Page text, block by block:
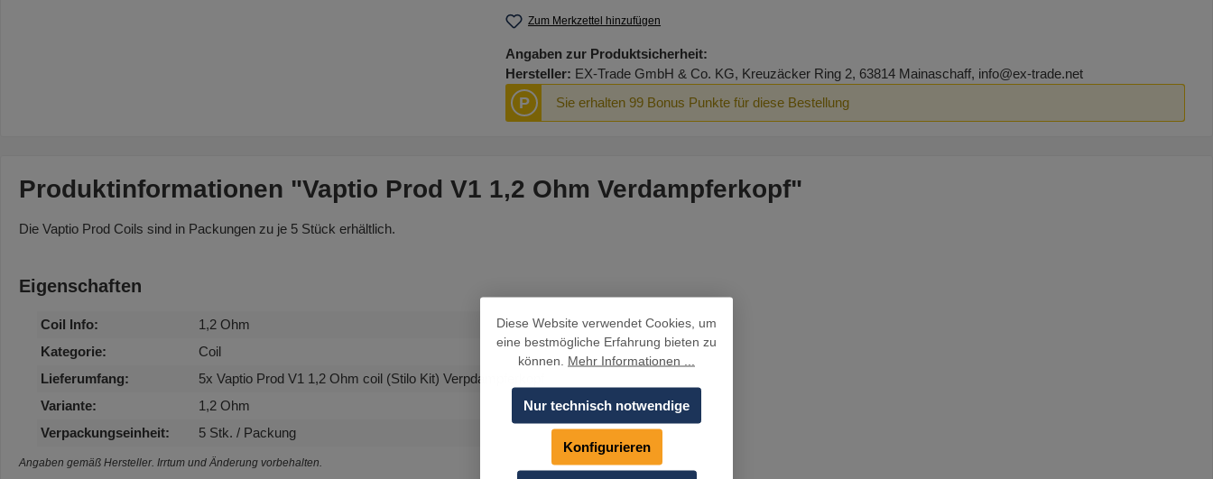
Zum Merkzettel hinzufügen
Angaben zur Produktsicherheit:
Hersteller: EX-Trade GmbH & Co. KG, Kreuzäcker Ring 2, 63814 Mainaschaff, info@ex-trade.net
P Sie erhalten 99 Bonus Punkte für diese Bestellung
Produktinformationen "Vaptio Prod V1 1,2 Ohm Verdampferkopf"
Die Vaptio Prod Coils sind in Packungen zu je 5 Stück erhältlich.
Eigenschaften
Coil Info:
1,2 Ohm
Kategorie:
Coil
Lieferumfang:
5x Vaptio Prod V1 1,2 Ohm coil (Stilo Kit) Verpdampferkopf
Variante:
1,2 Ohm
Verpackungseinheit:
5 Stk. / Packung
Angaben gemäß Hersteller. Irrtum und Änderung vorbehalten.
Diese Website verwendet Cookies, um
eine bestmögliche Erfahrung bieten zu
können. Mehr Informationen ...
Nur technisch notwendige
Konfigurieren